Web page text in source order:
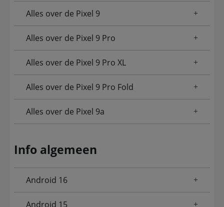
Alles over de Pixel 9
Alles over de Pixel 9 Pro
Alles over de Pixel 9 Pro XL
Alles over de Pixel 9 Pro Fold
Alles over de Pixel 9a
Info algemeen
Android 16
Android 15